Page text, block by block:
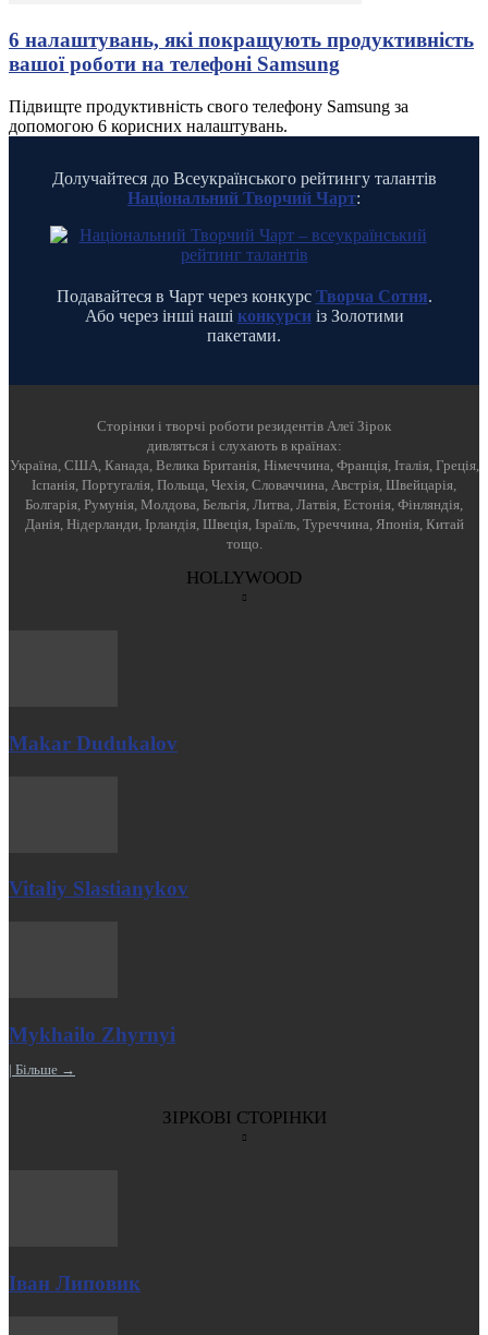
6 налаштувань, які покращують продуктивність
вашої роботи на телефоні Samsung
Підвищте продуктивність свого телефону Samsung за
допомогою 6 корисних налаштувань.
Долучайтеся до Всеукраїнського рейтингу талантів
Національний Творчий Чарт:
Подавайтеся в Чарт через конкурс Творча Сотня.
Або через інші наші конкурсиіз Золотими
пакетами.
Cторінки і творчі роботи резидентів Алеї Зірок
дивляться і слухають в країнах:
Україна, США, Канада, Велика Британія, Німеччина, Франція, Італія, Греція,
Іспанія, Португалія, Польща, Чехія, Словаччина, Австрія, Швейцарія,
Болгарія, Румунія, Молдова, Бельгія, Литва, Латвія, Естонія, Фінляндія,
Данія, Нідерланди, Ірландія, Швеція, Ізраїль, Туреччина, Японія, Китай
тощо.
HOLLYWOOD
Makar Dudukalov
Vitaliy Slastianykov
Mykhailo Zhyrnyi
| Більше →
ЗІРКОВІ СТОРІНКИ
Іван Липовик